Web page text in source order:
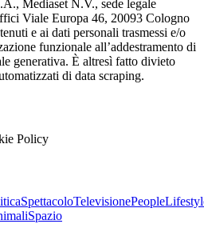
Mediaset N.V., sede legale
Viale Europa 46, 20093 Cologno
e ai dati personali trasmessi e/o
funzionale all’addestramento di
generativa. È altresì fatto divieto
di data scraping.
Policy
SpettacoloTelevisionePeople
Spazio